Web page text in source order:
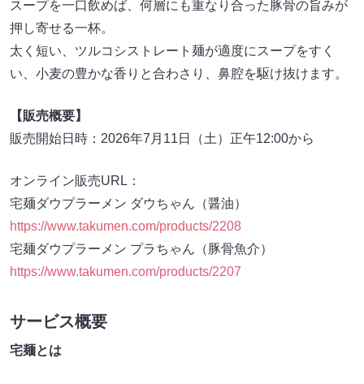
スープを一口飲めば、何層にも重なり合った豚骨の旨みが
押し寄せる一杯。
太く短い、ツルコシストレート麺が適度にスープをすく
い、小麦の豊かな香りと合わさり、鼻腔を駆け抜けます。
【販売概要】
販売開始日時：2026年7月11日（土）正午12:00から
オンライン販売URL：
宅麺ダウプラーメン ダウちゃん（醤油）
https://www.takumen.com/products/2208
宅麺ダウプラーメン プラちゃん（豚骨魚介）
https://www.takumen.com/products/2207
サービス概要
宅麺とは